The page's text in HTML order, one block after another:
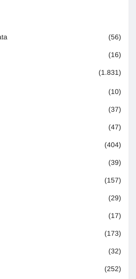
(56)
(16)
(1.831)
(10)
(37)
(47)
(404)
(39)
(157)
(29)
(17)
(173)
(32)
(252)